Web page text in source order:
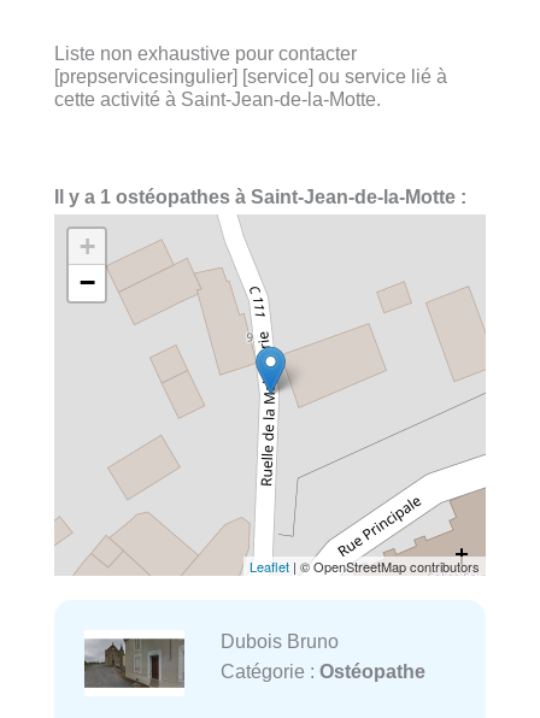
Liste non exhaustive pour contacter
[prepservicesingulier] [service] ou service lié à
cette activité à Saint-Jean-de-la-Motte.
Il y a 1 ostéopathes à Saint-Jean-de-la-Motte :
+
−
Leaflet | © OpenStreetMap contributors
Dubois Bruno
Catégorie : Ostéopathe